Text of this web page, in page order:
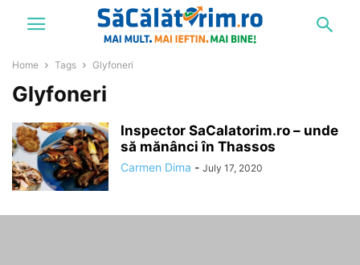
Home Tags Glyfoneri
Glyfoneri
Inspector SaCalatorim.ro – unde
să mănânci în Thassos
Carmen Dima - July 17, 2020